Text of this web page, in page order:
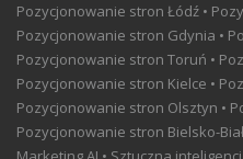
Pozycjonowanie stron Łódź •
Pozycjonowanie stron Gdynia •
Pozycjonowanie stron Toruń •
Pozycjonowanie stron Kielce •
Pozycjonowanie stron Olsztyn •
Pozycjonowanie stron Bielsko-